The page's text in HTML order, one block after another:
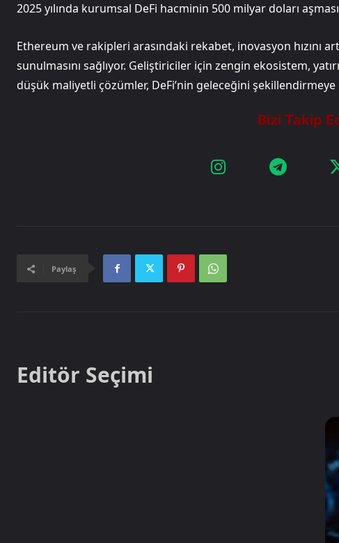
2025 yılında kurumsal DeFi hacminin 500 milyar doları
Ethereum ve rakipleri arasındaki rekabet, inovasyon hızını
sunulmasını sağlıyor. Geliştiriciler için zengin ekosistem,
düşük maliyetli çözümler, DeFi’nin geleceğini şekillendirmeye
Paylaş
Editör Seçimi